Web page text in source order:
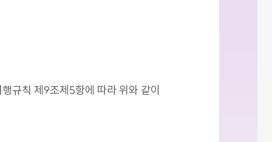
행규칙 제9조제5항에 따라 위와 같이